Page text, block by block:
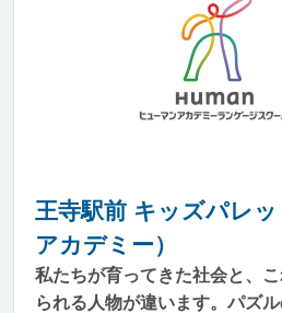
王寺駅前 キッズパレ
アカデミー）
私たちが育ってきた社会と、
られる人物が違います。パズ